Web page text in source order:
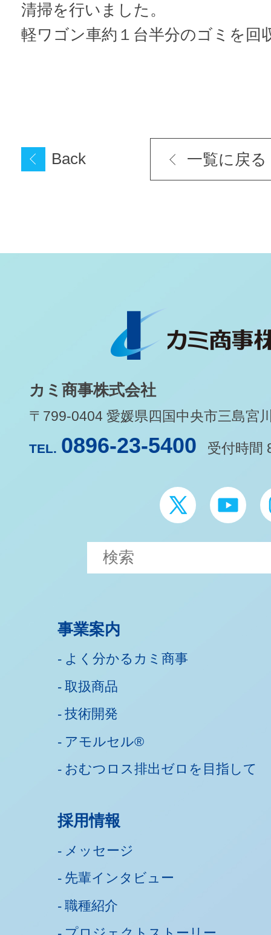
清掃を行いました。
軽ワゴン車約１台半分のゴミを回
Back 一覧に戻る
カミ商事株式会社
〒799-0404 愛媛県四国中央市三島宮
TEL. 0896-23-5400 受付時間
事業案内
よく分かるカミ商事
取扱商品
技術開発
アモルセル®
おむつロス排出ゼロを目指して
採用情報
メッセージ
先輩インタビュー
職種紹介